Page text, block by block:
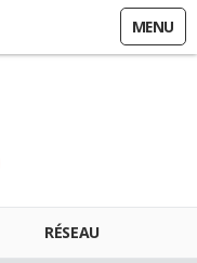
MENU
RÉSEAU